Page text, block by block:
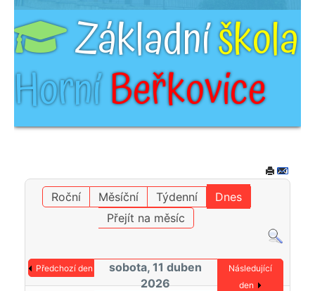
Základníškola
HorníBeřkovice
Roční Měsíční Týdenní
Dnes
Přejít na měsíc
Předchozí den
sobota, 11 duben
2026
Následující
den